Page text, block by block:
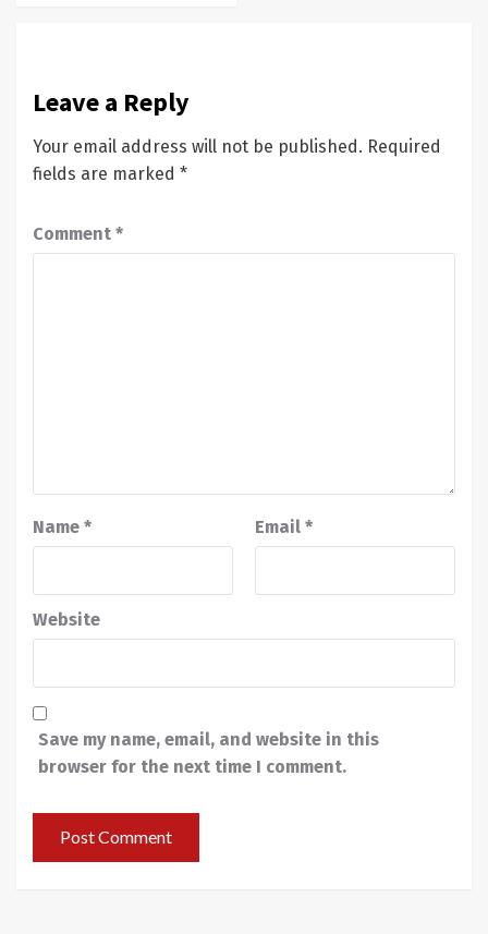
Leave a Reply
Your email address will not be published. Required
fields are marked *
Comment *
Name * Email *
Website
Save my name, email, and website in this
browser for the next time I comment.